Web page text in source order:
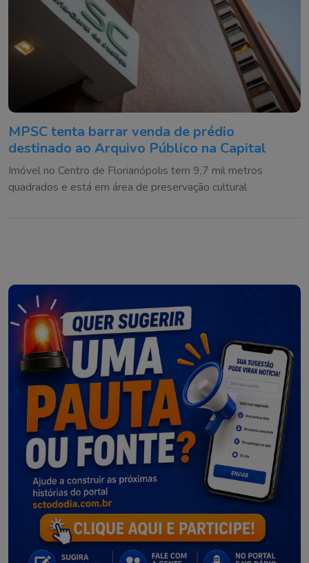
MPSC tenta barrar venda de prédio
destinado ao Arquivo Público na Capital
Imóvel no Centro de Florianópolis tem 9,7 mil metros
quadrados e está em área de preservação cultural